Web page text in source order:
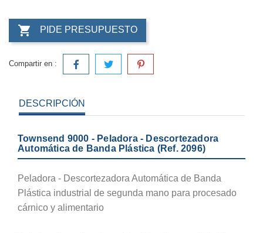
 PIDE PRESUPUESTO
Compartir en :
DESCRIPCIÓN
Townsend 9000 - Peladora - Descortezadora
Automática de Banda Plástica (Ref. 2096)
Peladora - Descortezadora Automática de Banda
Plástica industrial de segunda mano para procesado
cárnico y alimentario